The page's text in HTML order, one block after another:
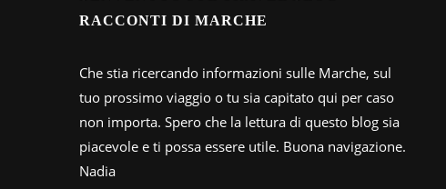
RACCONTI DI MARCHE
Che stia ricercando informazioni sulle Marche, sul
tuo prossimo viaggio o tu sia capitato qui per caso
non importa. Spero che la lettura di questo blog sia
piacevole e ti possa essere utile. Buona navigazione.
Nadia